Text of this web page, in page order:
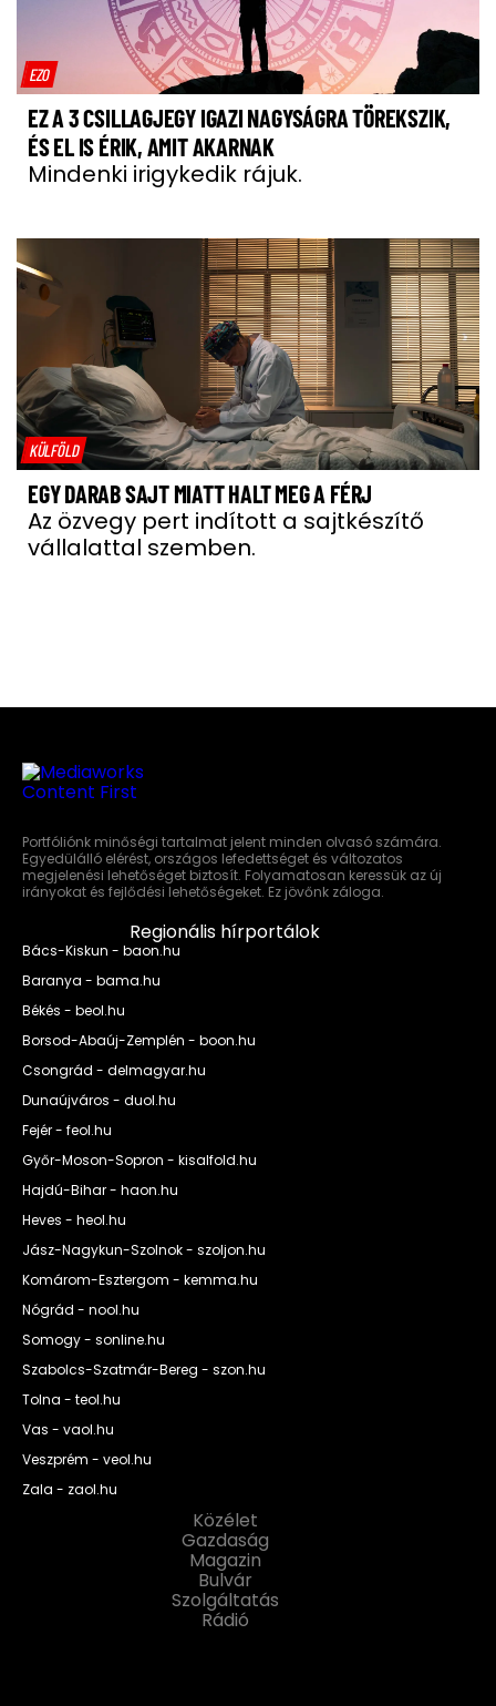
EZO
EZ A 3 CSILLAGJEGY IGAZI NAGYSÁGRA TÖREKSZIK,
ÉS EL IS ÉRIK, AMIT AKARNAK
Mindenki irigykedik rájuk.
KÜLFÖLD
EGY DARAB SAJT MIATT HALT MEG A FÉRJ
Az özvegy pert indított a sajtkészítő
vállalattal szemben.
Portfóliónk minőségi tartalmat jelent minden olvasó számára.
Egyedülálló elérést, országos lefedettséget és változatos
megjelenési lehetőséget biztosít. Folyamatosan keressük az új
irányokat és fejlődési lehetőségeket. Ez jövőnk záloga.
Regionális hírportálok
Bács-Kiskun - baon.hu
Baranya - bama.hu
Békés - beol.hu
Borsod-Abaúj-Zemplén - boon.hu
Csongrád - delmagyar.hu
Dunaújváros - duol.hu
Fejér - feol.hu
Győr-Moson-Sopron - kisalfold.hu
Hajdú-Bihar - haon.hu
Heves - heol.hu
Jász-Nagykun-Szolnok - szoljon.hu
Komárom-Esztergom - kemma.hu
Nógrád - nool.hu
Somogy - sonline.hu
Szabolcs-Szatmár-Bereg - szon.hu
Tolna - teol.hu
Vas - vaol.hu
Veszprém - veol.hu
Zala - zaol.hu
Közélet
Gazdaság
Magazin
Bulvár
Szolgáltatás
Rádió